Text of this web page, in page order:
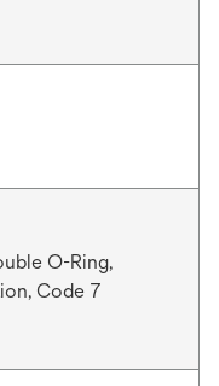
O-Ring,
Code 7